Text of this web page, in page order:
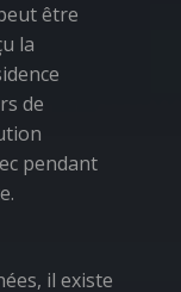
être
la
de
pendant
il existe